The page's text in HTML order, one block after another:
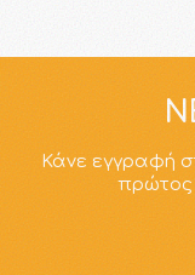
Κάνε εγγραφή
πρώτος